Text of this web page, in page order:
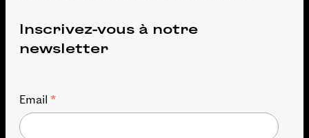
Inscrivez-vous à notre
newsletter
Email *